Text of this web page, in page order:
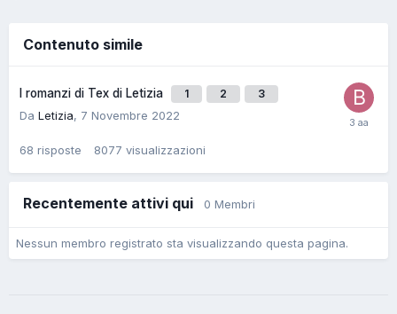
Contenuto simile
I romanzi di Tex di Letizia 1 2 3
Da Letizia, 7 Novembre 2022
68 risposte 8077 visualizzazioni
Recentemente attivi qui 0 Membri
Nessun membro registrato sta visualizzando questa pagina.